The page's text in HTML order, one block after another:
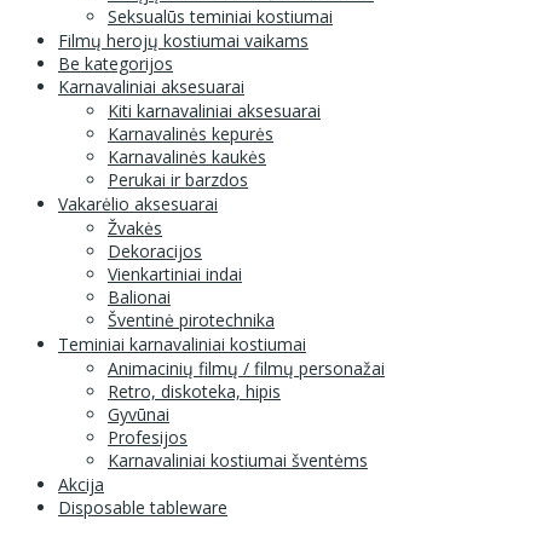
Seksualūs teminiai kostiumai
Filmų herojų kostiumai vaikams
Be kategorijos
Karnavaliniai aksesuarai
Kiti karnavaliniai aksesuarai
Karnavalinės kepurės
Karnavalinės kaukės
Perukai ir barzdos
Vakarėlio aksesuarai
Žvakės
Dekoracijos
Vienkartiniai indai
Balionai
Šventinė pirotechnika
Teminiai karnavaliniai kostiumai
Animacinių filmų / filmų personažai
Retro, diskoteka, hipis
Gyvūnai
Profesijos
Karnavaliniai kostiumai šventėms
Akcija
Disposable tableware